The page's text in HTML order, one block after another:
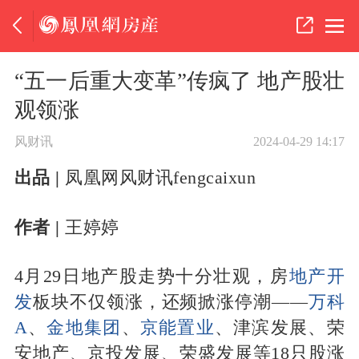
“五一后重大变革”传疯了 地产股壮
观领涨
风财讯 2024-04-29 14:17
出品 | 凤凰网风财讯fengcaixun
作者 | 王婷婷
4月29日地产股走势十分壮观，房地产开
发板块不仅领涨，还频掀涨停潮——万科
A、金地集团 、 京能置业、津滨发展、荣
安地产、京投发展、荣盛发展等18只股涨